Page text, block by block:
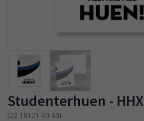
Studenterhuen - HHX
(22 18121 40 50)